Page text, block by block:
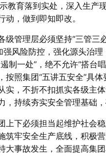
教育落到实处，深入生产
，做到即知即改。
级管理层必须坚持“三管三
风险防控，强化源头治
制一处”，绝不允许“搭台
照集团“五讲五安全”具体
实，不折不扣抓实各级主
持续夯实安全管理基础
下必须担当起维护社会
牢安全生产底线，积极
事故发生，全面提高集团